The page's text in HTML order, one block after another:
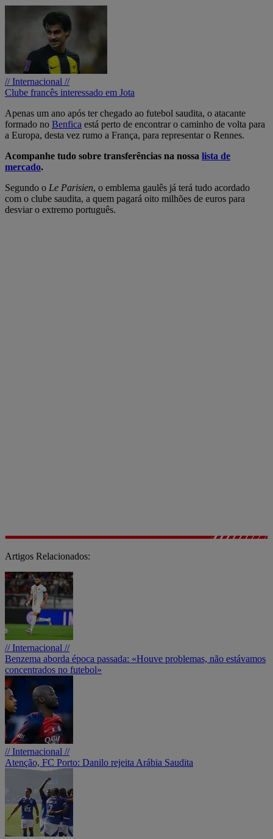
// Internacional //
Clube francês interessado em Jota
Apenas um ano após ter chegado ao futebol saudita, o atacante
formado no Benfica está perto de encontrar o caminho de volta para
a Europa, desta vez rumo a França, para representar o Rennes.
Acompanhe tudo sobre transferências na nossa lista de
mercado.
Segundo o Le Parisien, o emblema gaulês já terá tudo acordado
com o clube saudita, a quem pagará oito milhões de euros para
desviar o extremo português.
Artigos Relacionados:
// Internacional //
Benzema aborda época passada: «Houve problemas, não estávamos
concentrados no futebol»
// Internacional //
Atenção, FC Porto: Danilo rejeita Arábia Saudita